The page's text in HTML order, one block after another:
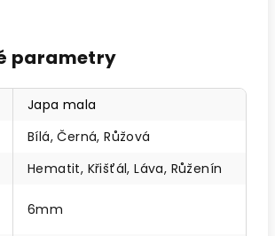
parametry
Japa mala
Bílá, Černá, Růžová
Hematit, Křišťál, Láva, Růženín
6mm